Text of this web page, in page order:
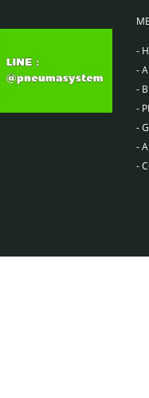
-
-
-
-
-
-
-